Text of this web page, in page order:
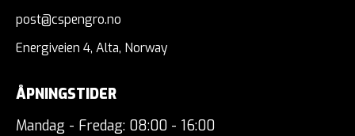
post@cspengro.no
Energiveien 4, Alta, Norway
ÅPNINGSTIDER
Mandag - Fredag: 08:00 - 16:00